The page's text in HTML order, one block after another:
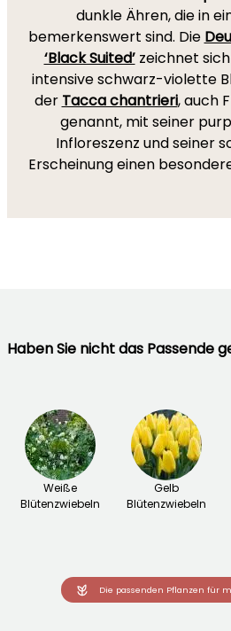
dunkle Ähren, die in
bemerkenswert sind. Die
‘Black Suited’zeichnet
intensive schwarz-violette
der Tacca chantrieri, auch
genannt, mit seiner
Infloreszenz und seiner
Erscheinung einen
Haben Sie nicht das Passende
Weiße
Blütenzwiebeln
Gelb
Blütenzwiebeln
Die passenden Pflanzen für